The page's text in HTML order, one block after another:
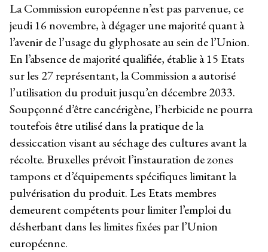
La Commission européenne n’est pas parvenue, ce
jeudi 16 novembre, à dégager une majorité quant à
l’avenir de l’usage du glyphosate au sein de l’Union.
En l’absence de majorité qualifiée, établie à 15 Etats
sur les 27 représentant, la Commission a autorisé
l’utilisation du produit jusqu’en décembre 2033.
Soupçonné d’être cancérigène, l’herbicide ne pourra
toutefois être utilisé dans la pratique de la
dessiccation visant au séchage des cultures avant la
récolte. Bruxelles prévoit l’instauration de zones
tampons et d’équipements spécifiques limitant la
pulvérisation du produit. Les Etats membres
demeurent compétents pour limiter l’emploi du
désherbant dans les limites fixées par l’Union
européenne.